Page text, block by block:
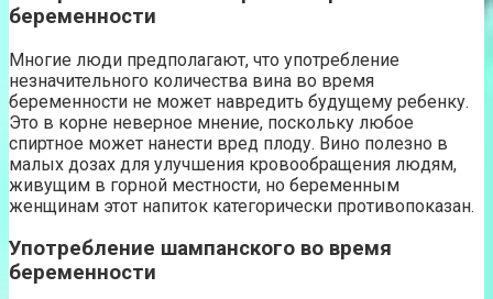
беременности
Многие люди предполагают, что употребление
незначительного количества вина во время
беременности не может навредить будущему ребенку.
Это в корне неверное мнение, поскольку любое
спиртное может нанести вред плоду. Вино полезно в
малых дозах для улучшения кровообращения людям,
живущим в горной местности, но беременным
женщинам этот напиток категорически противопоказан.
Употребление шампанского во время
беременности